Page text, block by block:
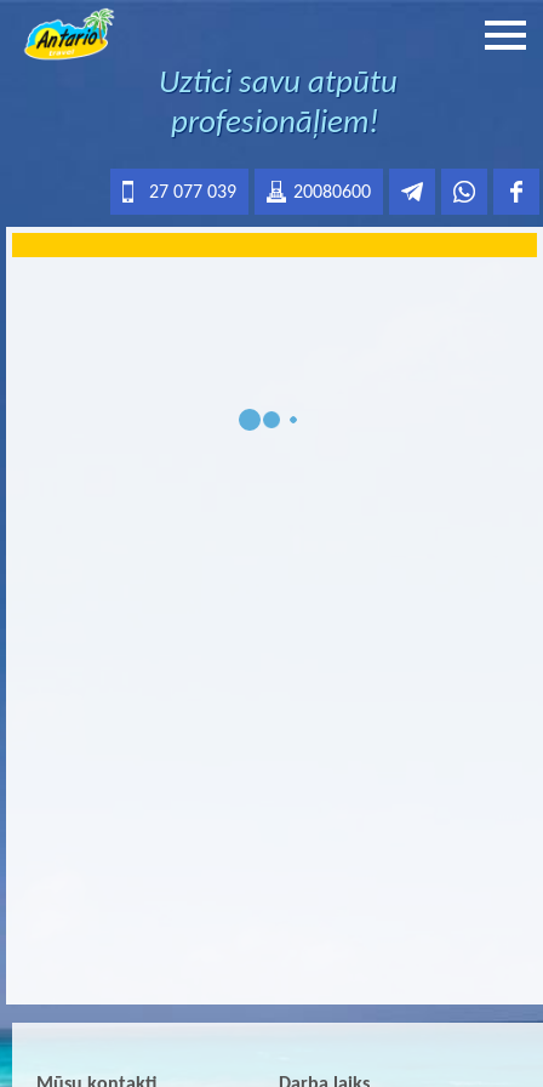
Uztici savu atpūtu
profesionāļiem!
20080600
27 077 039